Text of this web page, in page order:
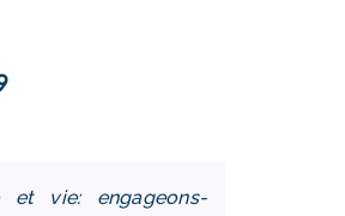
et vie: engageons-